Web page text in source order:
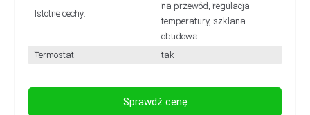
Istotne cechy:
na przewód, regulacja
temperatury, szklana
obudowa
Termostat:
tak
Sprawdź cenę